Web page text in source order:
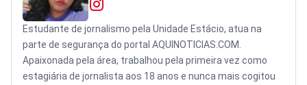
Estudante de jornalismo pela Unidade Estácio, atua na
parte de segurança do portal AQUINOTICIAS.COM.
Apaixonada pela área, trabalhou pela primeira vez como
estagiária de jornalista aos 18 anos e nunca mais cogitou